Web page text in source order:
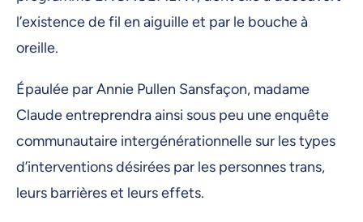
l’existence de fil en aiguille et par le bouche à
oreille.
Épaulée par Annie Pullen Sansfaçon, madame
Claude entreprendra ainsi sous peu une enquête
communautaire intergénérationnelle sur les types
d’interventions désirées par les personnes trans,
leurs barrières et leurs effets.